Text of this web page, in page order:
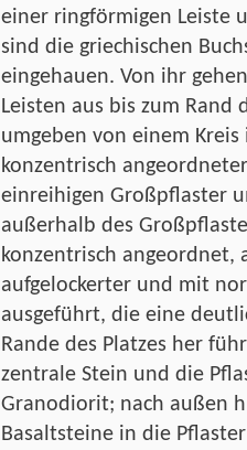
einer ringförmigen Leiste
sind die griechischen
eingehauen. Von ihr
Leisten aus bis zum Rand
umgeben von einem
konzentrisch
einreihigen Großpflaster
außerhalb des
konzentrisch angeordnet,
aufgelockerter und mit
ausgeführt, die eine
Rande des Platzes her
zentrale Stein und die
Granodiorit; nach außen
Basaltsteine in die